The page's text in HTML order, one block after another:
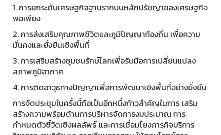
1. การยกระดับเศรษฐกิจฐานรากบนหลักปรัชญาของเศรษฐกิจ
พอเพียง
2. การส่งเสริมคุณภาพชีวิตและภูมิปัญญาท้องถิ่น เพื่อความ
มั่นคงและยั่งยืนเชิงพื้นที่
3. การเสริมสร้างชุมชนรักษ์โลกเพื่อรับมือการเปลี่ยนแปลง
สภาพภูมิอากาศ
4. การติดอาวุธทางปัญญาเพื่อการพัฒนาเชิงพื้นที่อย่างยั่งยืน
การจัดประชุมในครั้งนี้ถือเป็นอีกหนึ่งก้าวสำคัญในการ เสริม
สร้างความพร้อมด้านการบริหารจัดการงบประมาณ การ
กำหนดตัวชี้วัดเชิงผลลัพธ์ และการเชื่อมโยงภารกิจบริการ